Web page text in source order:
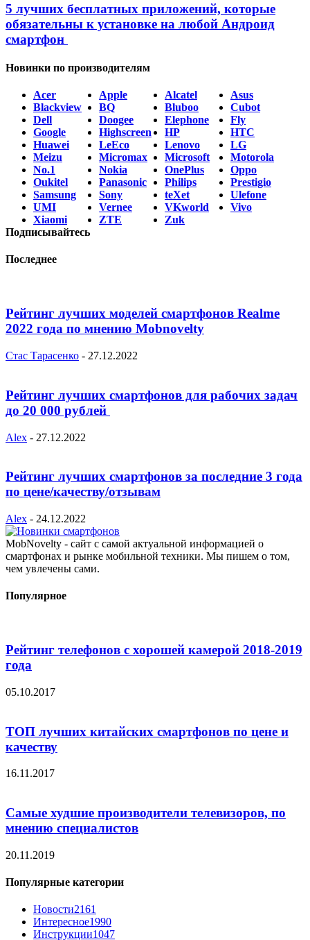
5 лучших бесплатных приложений, которые
обязательны к установке на любой Андроид
смартфон
Новинки по производителям
Acer Apple Alcatel
Asus
Blackview
BQ Bluboo
Cubot
Dell
Doogee Elephone
Fly
Google
Highscreen HP
HTC
Huawei
LeEco Lenovo
LG
Meizu
Micromax Microsoft
Motorola
No.1
Nokia OnePlus
Oppo
Oukitel
Panasonic Philips
Prestigio
Samsung
Sony teXet
Ulefone
UMI
Vernee VKworld
Vivo
Xiaomi
ZTE
Zuk
Подписывайтесь
Последнее
Рейтинг лучших моделей смартфонов Realme
2022 года по мнению Mobnovelty
Стас Тарасенко - 27.12.2022
Рейтинг лучших смартфонов для рабочих задач
до 20 000 рублей
Alex - 27.12.2022
Рейтинг лучших смартфонов за последние 3 года
по цене/качеству/отзывам
Alex - 24.12.2022
MobNovelty - сайт с самой актуальной информацией о
смартфонах и рынке мобильной техники. Мы пишем о том,
чем увлечены сами.
Популярное
Рейтинг телефонов с хорошей камерой 2018-2019
года
05.10.2017
ТОП лучших китайских смартфонов по цене и
качеству
16.11.2017
Самые худшие производители телевизоров, по
мнению специалистов
20.11.2019
Популярные категории
Новости2161
Интересное1990
Инструкции1047